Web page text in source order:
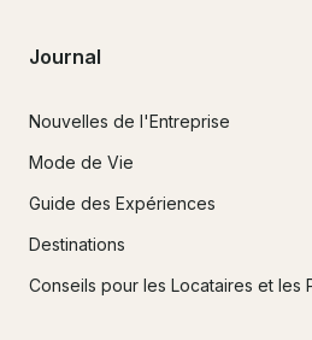
Journal
Nouvelles de l'Entreprise
Mode de Vie
Guide des Expériences
Destinations
Conseils pour les Locataires et les